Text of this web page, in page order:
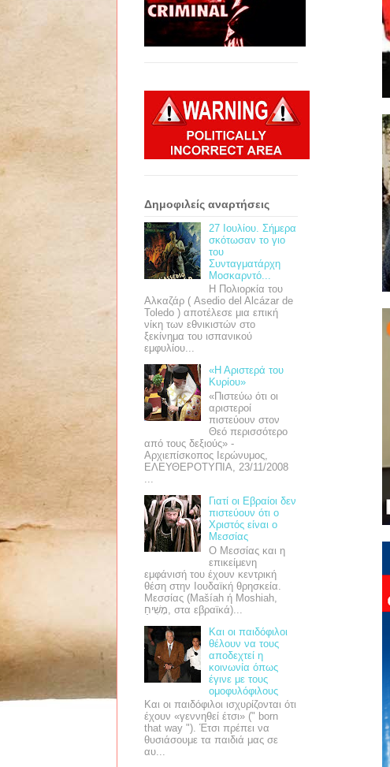
Δημοφιλείς αναρτήσεις
27 Ιουλίου. Σήμερα
σκότωσαν το γιο
του
Συνταγματάρχη
Μοσκαρντό...
Η Πολιορκία του
Αλκαζάρ ( Asedio del Alcázar de
Toledo ) αποτέλεσε μια επική
νίκη των εθνικιστών στο
ξεκίνημα του ισπανικού
εμφυλίου...
«Η Αριστερά του
Κυρίου»
«Πιστεύω ότι οι
αριστεροί
πιστεύουν στον
Θεό περισσότερο
από τους δεξιούς» -
Αρχιεπίσκοπος Ιερώνυμος,
ΕΛΕΥΘΕΡΟΤΥΠΙΑ, 23/11/2008
...
Γιατί οι Εβραίοι δεν
πιστεύουν ότι ο
Χριστός είναι ο
Μεσσίας
Ο Μεσσίας και η
επικείμενη
εμφάνισή του έχουν κεντρική
θέση στην Ιουδαϊκή θρησκεία.
Μεσσίας (Mašíah ή Moshiah,
מָשִׁיחַ, στα εβραϊκά)...
Και οι παιδόφιλοι
θέλουν να τους
αποδεχτεί η
κοινωνία όπως
έγινε με τους
ομοφυλόφιλους
Και οι παιδόφιλοι ισχυρίζονται ότι
έχουν «γεννηθεί έτσι» (" born
that way "). Έτσι πρέπει να
θυσιάσουμε τα παιδιά μας σε
αυ...